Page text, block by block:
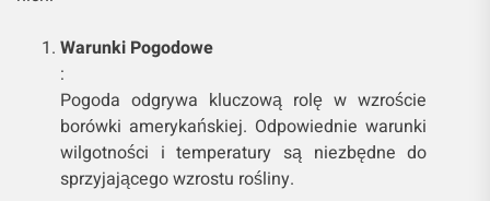
Warunki Pogodowe
:
Pogoda odgrywa kluczową rolę w wzroście
borówki amerykańskiej. Odpowiednie warunki
wilgotności i temperatury są niezbędne do
sprzyjającego wzrostu rośliny.